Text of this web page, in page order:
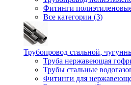
Фитинги
Все категории (3)
Трубопровод стальной,
Труба нержавеющая
Трубы стальные
Фитинги для